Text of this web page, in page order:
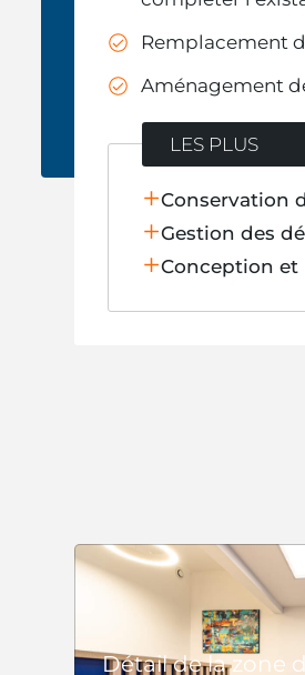
Remplacement
Aménagement
LES PLUS
Conservation
Gestion des
Conception et
Détail de la zone